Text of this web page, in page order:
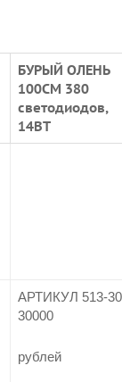
БУРЫЙ ОЛЕНЬ
100СМ 380
светодиодов,
14ВТ
АРТИКУЛ 513-
30000
рублей